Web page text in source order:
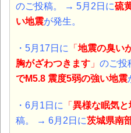
のご投稿。
→ 5月2日に硫
い地震が発生。
・5月17日 に 「 地震の臭い
胸がざわつきます 」 のご投
でM5.8 震度5弱の強い地震
・6月1日 に 「 異様な眠気
稿。
→ 6月2日に茨城県南